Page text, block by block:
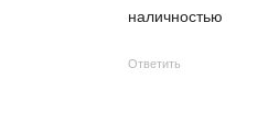
наличностью
Ответить